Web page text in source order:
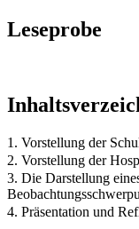
Leseprobe
1. Vorstellung der
2. Vorstellung der
3. Die Darstellung
4. Präsentation und